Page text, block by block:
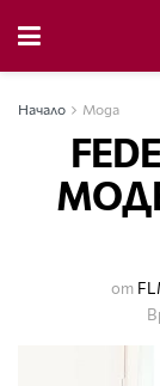
Начало Мода
от